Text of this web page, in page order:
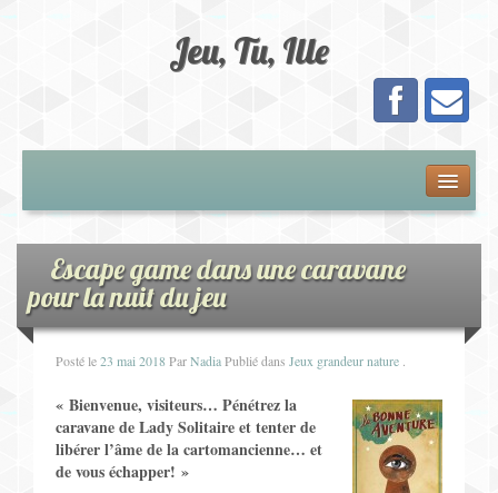
Jeu, Tu, Ille
Adhésion
Calendrier
Les Jeux
Jeux de Plateau
Jeux de Cartes
Escape game dans une caravane
pour la nuit du jeu
Posté le23 mai 2018 ParNadiaPublié dans Jeux grandeur nature
« Bienvenue, visiteurs… Pénétrez la
caravane de Lady Solitaire et tenter de
libérer l’âme de la cartomancienne… et
de vous échapper! »